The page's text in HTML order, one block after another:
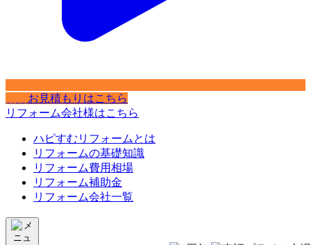
お見積もりはこちら
リフォーム会社様はこちら
ハピすむリフォームとは
リフォームの基礎知識
リフォーム費用相場
リフォーム補助金
リフォーム会社一覧